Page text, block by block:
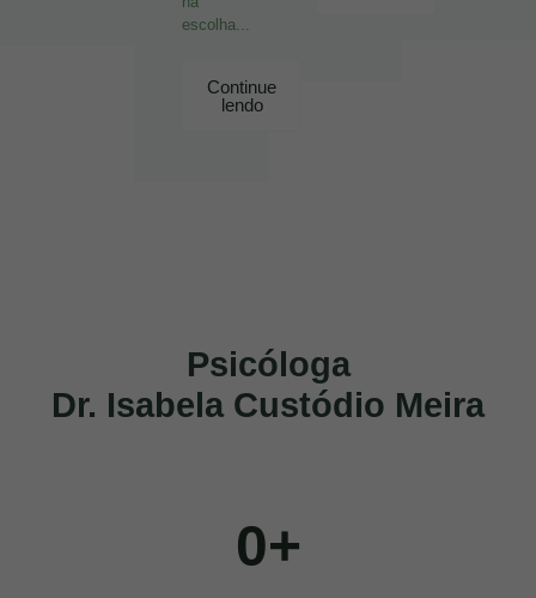
escolha...
Continue
lendo
Psicóloga
Dr. Isabela Custódio Meira
0+